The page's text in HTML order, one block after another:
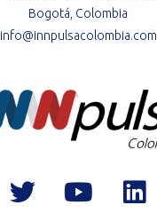
Bogotá, Colombia
info@innpulsacolombia.com